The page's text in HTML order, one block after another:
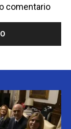
comentario